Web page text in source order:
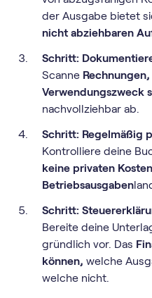
der Ausgabe bietet
nicht abziehbaren
Schritt:
Scanne
Verwendungszweck
nachvollziehbar ab.
Schritt: Regelmäßig
Kontrolliere deine
keine privaten
Betriebsausgaben
Schritt:
Bereite deine
gründlich vor. Das
können, welche
welche nicht.